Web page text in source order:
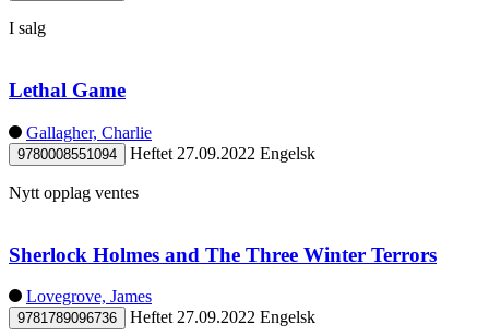
I salg
Lethal Game
Gallagher, Charlie
9780008551094 Heftet 27.09.2022 Engelsk
Nytt opplag ventes
Sherlock Holmes and The Three Winter Terrors
Lovegrove, James
9781789096736 Heftet 27.09.2022 Engelsk